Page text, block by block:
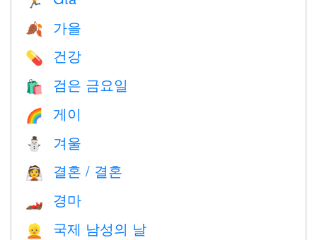
🍂 가을
💊 건강
🛍 검은 금요일
🌈 게이
⛄ 겨울
👰 결혼 / 결혼
🏎 경마
👱 국제 남성의 날